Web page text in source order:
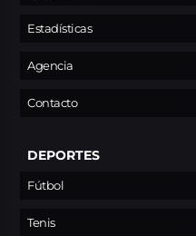
Estadísticas
Agencia
Contacto
DEPORTES
Fútbol
Tenis